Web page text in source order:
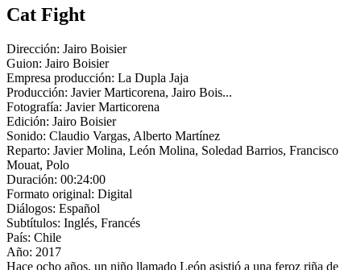
Cat Fight
Dirección: Jairo Boisier
Guion: Jairo Boisier
Empresa producción: La Dupla Jaja
Producción: Javier Marticorena, Jairo Bois...
Fotografía: Javier Marticorena
Edición: Jairo Boisier
Sonido: Claudio Vargas, Alberto Martínez
Reparto: Javier Molina, León Molina, Soledad Barrios, Francisco
Mouat, Polo
Duración: 00:24:00
Formato original: Digital
Diálogos: Español
Subtítulos: Inglés, Francés
País: Chile
Año: 2017
Hace ocho años, un niño llamado León asistió a una feroz riña de